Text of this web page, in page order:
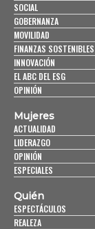
SOCIAL
GOBERNANZA
MOVILIDAD
FINANZAS SOSTENIBLES
INNOVACIÓN
EL ABC DEL ESG
OPINIÓN
Mujeres
ACTUALIDAD
LIDERAZGO
OPINIÓN
ESPECIALES
Quién
ESPECTÁCULOS
REALEZA